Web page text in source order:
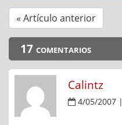
« Artículo anterior
17 comentarios
Calintz
4/05/2007 |